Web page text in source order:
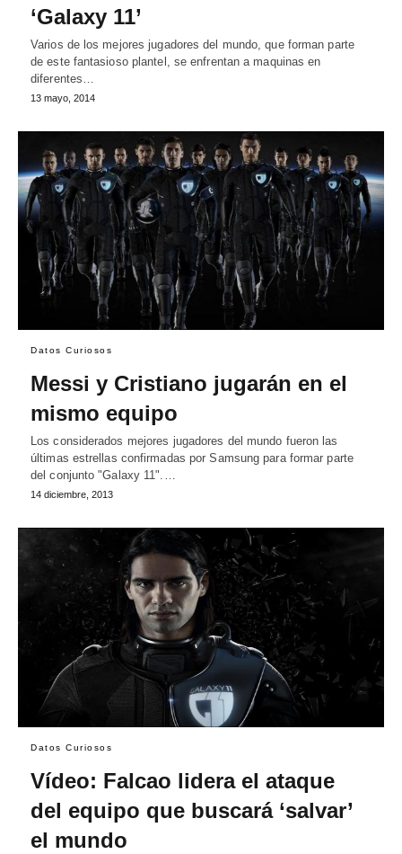
‘Galaxy 11’
Varios de los mejores jugadores del mundo, que forman parte
de este fantasioso plantel, se enfrentan a maquinas en
diferentes…
13 mayo, 2014
Datos Curiosos
Messi y Cristiano jugarán en el
mismo equipo
Los considerados mejores jugadores del mundo fueron las
últimas estrellas confirmadas por Samsung para formar parte
del conjunto "Galaxy 11".…
14 diciembre, 2013
Datos Curiosos
Vídeo: Falcao lidera el ataque
del equipo que buscará ‘salvar’
el mundo